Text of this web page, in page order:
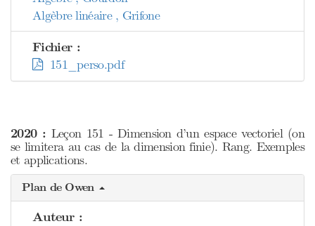
Algèbre linéaire , Grifone
Fichier :
151_perso.pdf
2020 : Leçon 151 - Dimension d’un espace vectoriel (on
se limitera au cas de la dimension finie). Rang. Exemples
et applications.
Plan de Owen
Auteur :